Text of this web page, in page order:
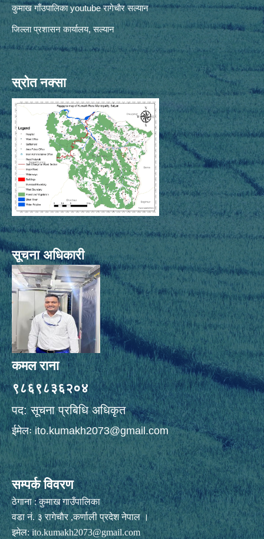
कुमाख गाँउपालिका youtube रागेचाैर सल्यान
जिल्ला प्रशासन कार्यालय, सल्यान
स्रोत नक्सा
सूचना अधिकारी
कमल राना
९८६९८३६२०४
पद: सूचना प्रबिधि अधिकृत
ईमेलःito.kumakh2073@gmail.com
सम्पर्क विवरण
ठेगाना : कुमाख गाउँपालिका
वडा नं. ३ रागेचाैर ,कर्णाली प्रदेश नेपाल ।
इमेल:ito.kumakh2073@gmail.com